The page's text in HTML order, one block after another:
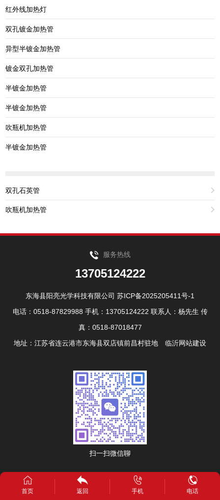
红外线加热灯
双孔镀金加热管
异型半镀金加热管
镀金双孔加热管
半镀金加热管
半镀金加热管
吹瓶机加热管
半镀金加热管
双孔石英管
吹瓶机加热管
服务热线
13705124222
东海县阳亮光学科技有限公司 苏ICP备2025205411号-1
电话：0518-87829988 手机：13705124222 联系人：杨先生 传
真：0518-87018477
地址：江苏省连云港市东海县双店镇前昌村驻地 临沂网站建设
扫一扫微信聊
首页 返回 手机 电话